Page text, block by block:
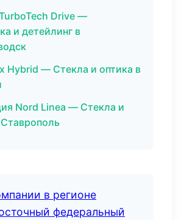
TurboTech Drive —
и детейлинг в
Hybrid — Стекла и оптика в
Nord Linea — Стекла и
в регионе
федеральный